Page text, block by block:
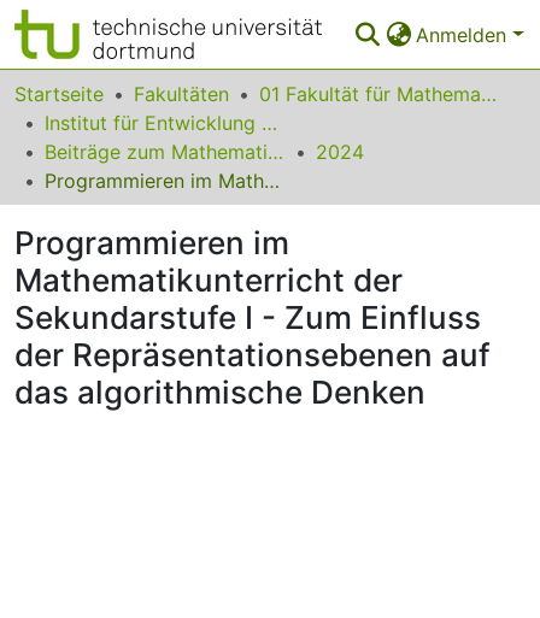
Anmelden
Bereiche & Sammlungen
Das gesamte Repositorium
Statistiken
FAQ
Leitlinien
Zurück zur Startseite
Startseite Fakultäten
01 Fakultät für Mathematik
Institut für Entwicklung und Erforschung des Mathematikunterrichts
Beiträge zum Mathematikunterricht
2024
Programmieren im Mathematikunterricht der Sekundarstufe I - Zum Einfluss der Repräsentationsebenen auf das algorithmische Denken
Programmieren im
Mathematikunterricht der
Sekundarstufe I - Zum Einfluss
der Repräsentationsebenen auf
das algorithmische Denken